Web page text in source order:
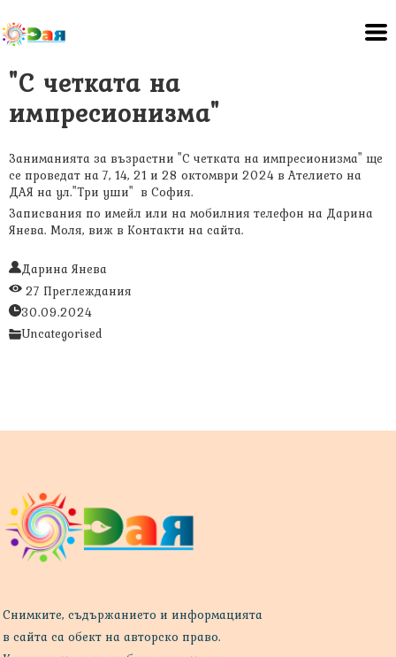
"С четката на
импресионизма"
Заниманията за възрастни "С четката на импресионизма" ще
се проведат на 7, 14, 21 и 28 октомври 2024 в Ателието на
ДАЯ на ул."Три уши" в София.
Записвания по имейл или на мобилния телефон на Дарина
Янева. Моля, виж в Контакти на сайта.
Дарина Янева
27 Преглеждания
30.09.2024
Uncategorised
Снимките, съдържанието и информацията
в сайта са обект на авторско право.